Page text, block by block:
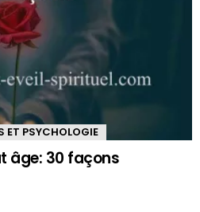
ET PSYCHOLOGIE
âge: 30 façons